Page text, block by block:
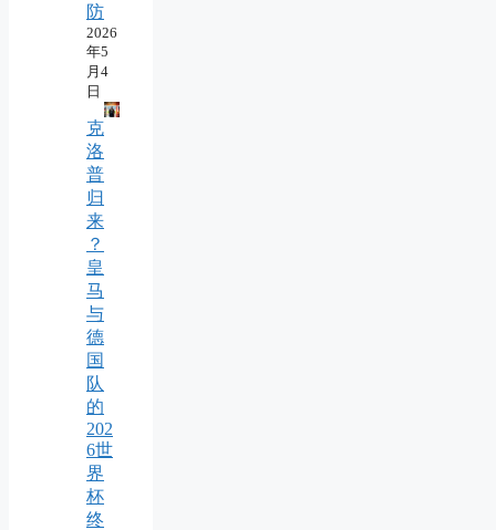
防
2026
年5
月4
日
克
洛
普
归
来
？
皇
马
与
德
国
队
的
202
6世
界
杯
终